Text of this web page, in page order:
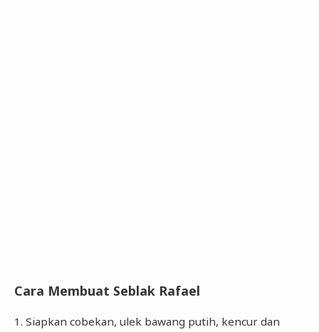
Cara Membuat Seblak Rafael
1. Siapkan cobekan, ulek bawang putih, kencur dan